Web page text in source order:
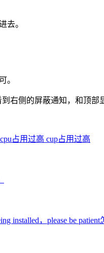
去。
。
侧的屏蔽通知，和顶部
cpu占用过高 cup占用过高
installed，please be patient